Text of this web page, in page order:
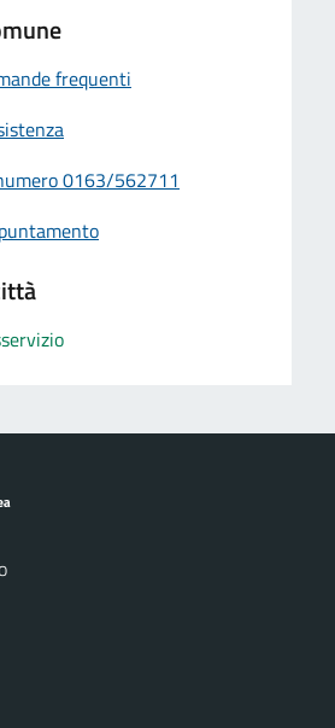
frequenti
0163/562711